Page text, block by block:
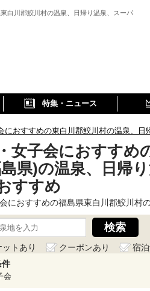
白川郡鮫川村の温泉、日帰り温泉、スーパ
特集・ニュース
におすすめの東白川郡鮫川村の温泉、日
女子会におすすめ
県)の温泉、日帰
すすめ
におすすめの福島県東白川郡鮫川村
トあり クーポンあり 宿
件
会